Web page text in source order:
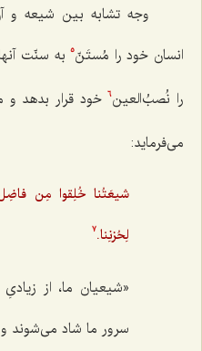
وجه تشابه بين شيعه
انسان خود را مُستَنّ5به سنّت
را نُصبُ‌العين6خود قرار بدهد
می‌فرماید:
شيعَتُنا خُلِقوا مِن
لِحُزنِنا.7
«شيعيان ما، از
سرور ما شاد می‌شوند